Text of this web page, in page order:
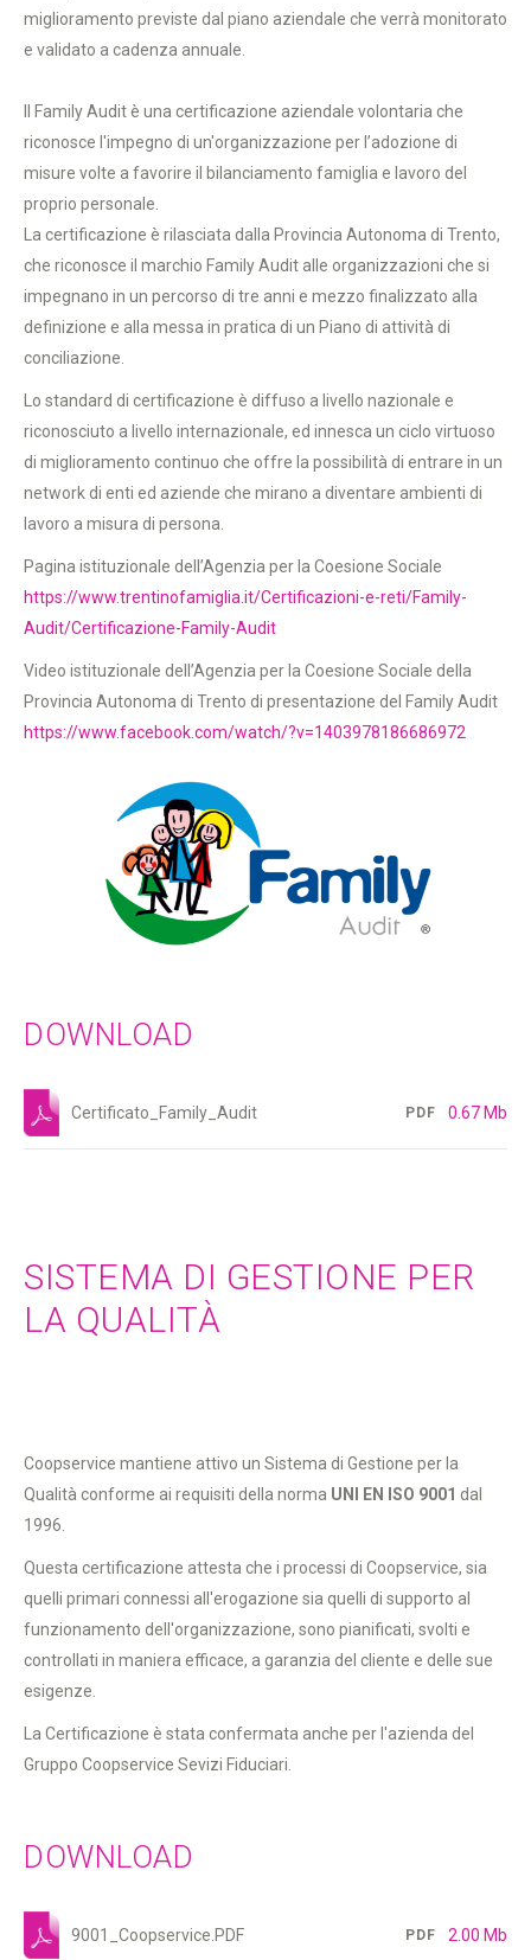
miglioramento previste dal piano aziendale che verrà monitorato
e validato a cadenza annuale.
Il Family Audit è una certificazione aziendale volontaria che
riconosce l'impegno di un'organizzazione per l’adozione di
misure volte a favorire il bilanciamento famiglia e lavoro del
proprio personale.
La certificazione è rilasciata dalla Provincia Autonoma di Trento,
che riconosce il marchio Family Audit alle organizzazioni che si
impegnano in un percorso di tre anni e mezzo finalizzato alla
definizione e alla messa in pratica di un Piano di attività di
conciliazione.
Lo standard di certificazione è diffuso a livello nazionale e
riconosciuto a livello internazionale, ed innesca un ciclo virtuoso
di miglioramento continuo che offre la possibilità di entrare in un
network di enti ed aziende che mirano a diventare ambienti di
lavoro a misura di persona.
Pagina istituzionale dell’Agenzia per la Coesione Sociale
https://www.trentinofamiglia.it/Certificazioni-e-reti/Family-
Audit/Certificazione-Family-Audit
Video istituzionale dell’Agenzia per la Coesione Sociale della
Provincia Autonoma di Trento di presentazione del Family Audit
https://www.facebook.com/watch/?v=1403978186686972
DOWNLOAD
Certificato_Family_Audit PDF 0.67 Mb
SISTEMA DI GESTIONE PER
LA QUALITÀ
Coopservice mantiene attivo un Sistema di Gestione per la
Qualità conforme ai requisiti della norma UNI EN ISO 9001 dal
1996.
Questa certificazione attesta che i processi di Coopservice, sia
quelli primari connessi all'erogazione sia quelli di supporto al
funzionamento dell'organizzazione, sono pianificati, svolti e
controllati in maniera efficace, a garanzia del cliente e delle sue
esigenze.
La Certificazione è stata confermata anche per l'azienda del
Gruppo Coopservice Sevizi Fiduciari.
DOWNLOAD
9001_Coopservice.PDF PDF 2.00 Mb